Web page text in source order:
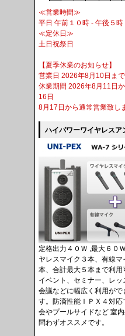
≪営業時間≫
平日 午前１０時 - 午後５時
≪定休日≫
土日祝祭日
【夏季休業のお知らせ】
営業日 2026年8月10日まで
休業期間 2026年8月11日
16日
8月17日から通常営業致し
ハイパワーワイヤレスア
定格出力４０Ｗ ,最大６０
ヤレスマイク３本、有線マ
本、合計最大５本まで利用
イベント、セミナー、レッ
会議などに幅広く利用がで
す。防滴性能ＩＰＸ４対応
会やプールサイドなど 室
問わずオススメです。